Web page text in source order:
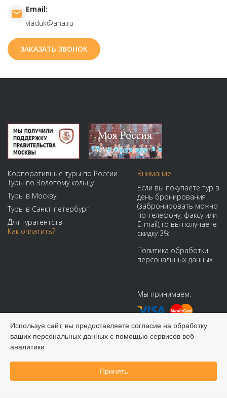
Забронировать онлайн
Email:
viaduk@aha.ru
ЗАКАЗАТЬ ЗВОНОК
Корпоративные туры по России
Туры по Золотому кольцу
Туры в Москву
Туры в Санкт-петербург
Для турагентств
Как оплатить?
Внимание
Если вы покупаете тур в
день бронирования
(забронировать можно
по телефону, факсу или
E-mail),то вы получаете
скидку 3%
Политика обработки
персональных данных
Мы принимаем:
© 2008-2026 Виадук Тур - Туры по России и СНГ
Используя сайт, вы предоставляете согласие на обработку
ваших персональных данных с помощью сервисов веб-
аналитики
Принять